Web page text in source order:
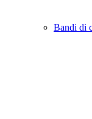
Bandi di